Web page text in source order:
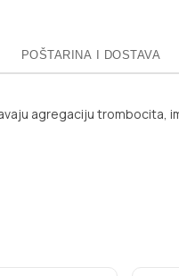
POŠTARINA I DOSTAVA
agregaciju